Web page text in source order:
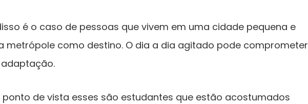
é o caso de pessoas que vivem em uma cidade pequena e
metrópole como destino. O dia a dia agitado pode comprometer
ponto de vista esses são estudantes que estão acostumados